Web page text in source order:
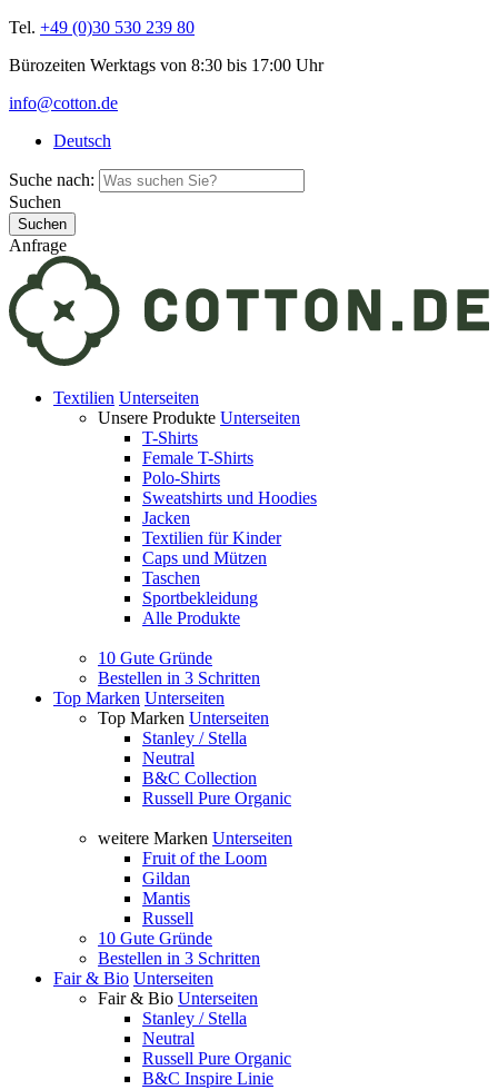
Tel. +49 (0)30 530 239 80
Bürozeiten Werktags von 8:30 bis 17:00 Uhr
info@cotton.de
Deutsch
Suche nach:
Suchen
Anfrage
Textilien Unterseiten
Unsere Produkte Unterseiten
T-Shirts
Female T-Shirts
Polo-Shirts
Sweatshirts und Hoodies
Jacken
Textilien für Kinder
Caps und Mützen
Taschen
Sportbekleidung
Alle Produkte
10 Gute Gründe
Bestellen in 3 Schritten
Top Marken Unterseiten
Top Marken Unterseiten
Stanley / Stella
Neutral
B&C Collection
Russell Pure Organic
weitere Marken Unterseiten
Fruit of the Loom
Gildan
Mantis
Russell
10 Gute Gründe
Bestellen in 3 Schritten
Fair & Bio Unterseiten
Fair & Bio Unterseiten
Stanley / Stella
Neutral
Russell Pure Organic
B&C Inspire Linie